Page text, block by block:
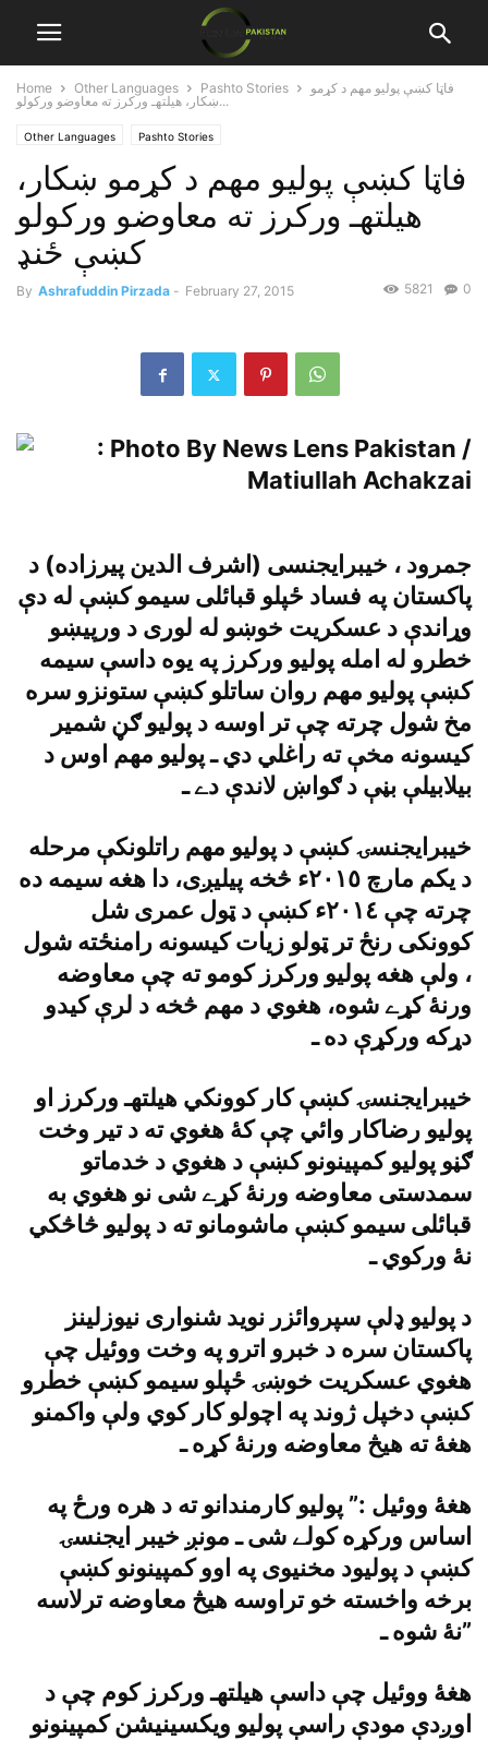
Home Other Languages Pashto Stories
فاټا کښې پوليو مهم د کړمو
ښکار، هيلتهـ ورکرز ته معاوضو ورکولو...
Other Languages Pashto Stories
فاټا کښې پوليو مهم د کړمو ښکار،
هيلتهـ ورکرز ته معاوضو ورکولو
کښې ځنډ
By Ashrafuddin Pirzada - February 27, 2015 0
5821
جمرود ، خيبرايجنسى (اشرف الدين پيرزاده) د
پاکستان په فساد ځپلو قبائلى سيمو کښې له دې
وړاندې د عسکريت خوښو له لورى د ورپيښو
خطرو له امله پوليو ورکرز په يوه داسې سيمه
کښې پوليو مهم روان ساتلو کښې ستونزو سره
مخ شول چرته چې تر اوسه د پوليو ګڼ شمير
کيسونه مخې ته راغلي دي ـ پوليو مهم اوس د
بيلابيلې بڼې د ګواښ لاندې دے ـ
خيبرايجنسۍ کښې د پوليو مهم راتلونکې مرحله
د يکم مارچ ٢٠١٥ء څخه پيليږى، دا هغه سيمه ده
چرته چې ٢٠١٤ء کښې د ټول عمرى شل
کوونکى رنځ تر ټولو زيات کيسونه رامنځته شول
، ولې هغه پوليو ورکرز کومو ته چې معاوضه
ورنۀ کړے شوه، هغوي د مهم څخه د لرې کيدو
دړکه ورکړې ده ـ
خيبرايجنسۍ کښې کار کوونکي هيلتهـ ورکرز او
پوليو رضاکار وائي چې کۀ هغوي ته د تير وخت
ګڼو پوليو کمپينونو کښې د هغوي د خدماتو
سمدستى معاوضه ورنۀ کړے شى نو هغوي به
قبائلى سيمو کښې ماشومانو ته د پوليو څاڅکي
نۀ ورکوي ـ
د پوليو ډلې سپروائزر نويد شنوارى نيوزلينز
پاکستان سره د خبرو اترو په وخت ووئيل چې
هغوي عسکريت خوښۍ ځپلو سيمو کښې خطرو
کښې دخپل ژوند په اچولو کار کوي ولې واکمنو
هغۀ ته هيڅ معاوضه ورنۀ کړه ـ
هغۀ ووئيل :” پوليو کارمندانو ته د هره ورځ په
اساس ورکړه کولے شى ـ مونږ خيبر ايجنسۍ
کښې د پوليود مخنيوى په اوو کمپينونو کښې
برخه واخسته خو تراوسه هيڅ معاوضه ترلاسه
نۀ شوه ـ”
هغۀ ووئيل چې داسې هيلتهـ ورکرز کوم چې د
اوږدې مودې راسې پوليو ويکسينيشن کمپينونو